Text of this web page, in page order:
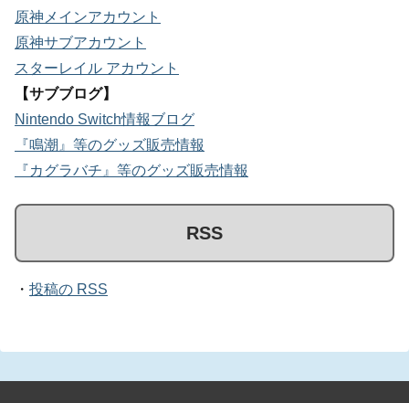
原神メインアカウント
原神サブアカウント
スターレイル アカウント
【サブブログ】
Nintendo Switch情報ブログ
『鳴潮』等のグッズ販売情報
『カグラバチ』等のグッズ販売情報
RSS
・ 投稿の RSS